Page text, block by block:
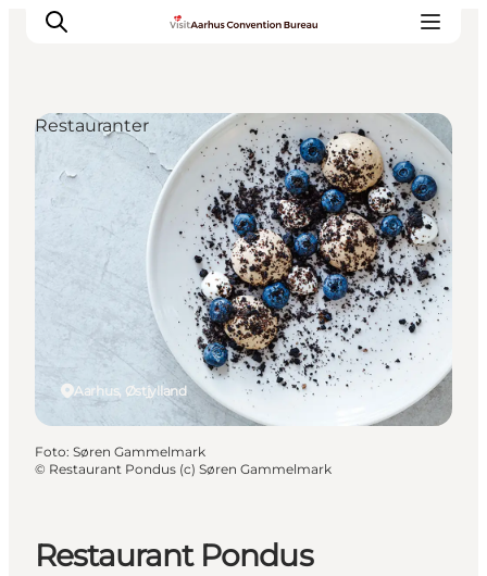
Hvorfor Aarhus
Vores service
Viden & Netværk
Restaurant Pondus
Aarhus, Østjylland
Restauranter
Foto: Søren Gammelmark
© Restaurant Pondus (c) Søren Gammelmark